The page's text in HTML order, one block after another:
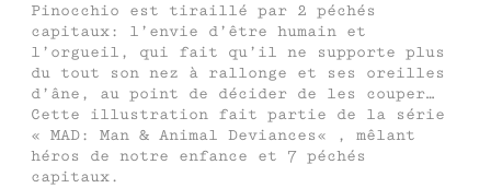
Pinocchio est tiraillé par 2 péchés
capitaux: l’envie d’être humain et
l’orgueil, qui fait qu’il ne supporte plus
du tout son nez à rallonge et ses oreilles
d’âne, au point de décider de les couper…
Cette illustration fait partie de la série
« MAD: Man & Animal Deviances« , mêlant
héros de notre enfance et 7 péchés
capitaux.